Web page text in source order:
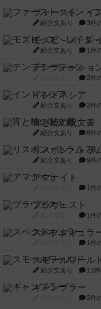
ファースト・イ
紹介文あり 3件
モズビ－ズ・レ
紹介文あり 1件
テンプテーショ
2件
インドネシア
紹介文あり 2件
宵と暁の呪文書
紹介文あり 8件
リスボン・トラ
紹介文あり 9件
アマナイト
1件
ブラヴェスト
1件
スペクタキュラ
1件
スモールワール
紹介文あり 13
ギャンブラー
2件